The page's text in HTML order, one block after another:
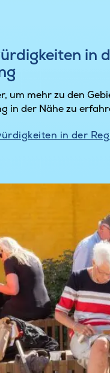
in
um mehr zu den
in der Nähe zu
in der